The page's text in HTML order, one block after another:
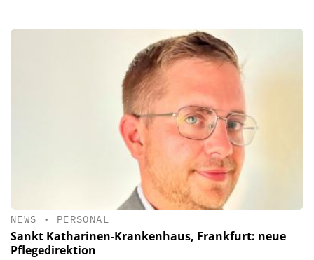
NEWS • PERSONAL
Sankt Katharinen-Krankenhaus, Frankfurt: neue
Pflegedirektion